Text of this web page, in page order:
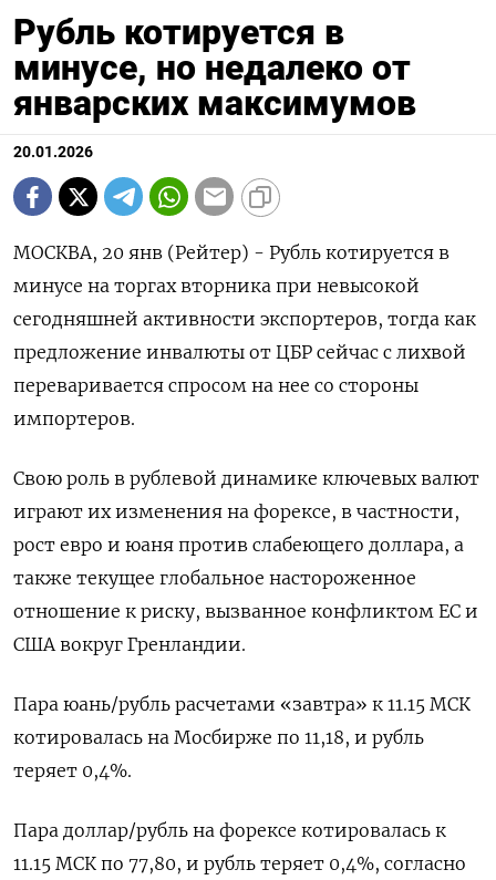
Рубль котируется в
минусе, но недалеко от
январских максимумов
20.01.2026
МОСКВА, 20 янв (Рейтер) - Рубль котируется в
минусе на торгах вторника при невысокой
сегодняшней активности экспортеров, тогда как
предложение инвалюты от ЦБР сейчас с лихвой
переваривается спросом на нее со стороны
импортеров.
Свою роль в рублевой динамике ключевых валют
играют ⁠их изменения на форексе, в частности,
рост евро и юаня против слабеющего доллара, а
также текущее глобальное настороженное
отношение к риску, вызванное конфликтом ЕС и
США вокруг Гренландии.
Пара юань/рубль расчетами «завтра» к 11.15 МСК
котировалась на Мосбирже по ⁠11,18, и рубль
теряет 0,​4%.
Пара доллар/рубль на форексе котировалась к
⁠11.15 МСК по 77,80, и рубль теряет 0,4%, согласно